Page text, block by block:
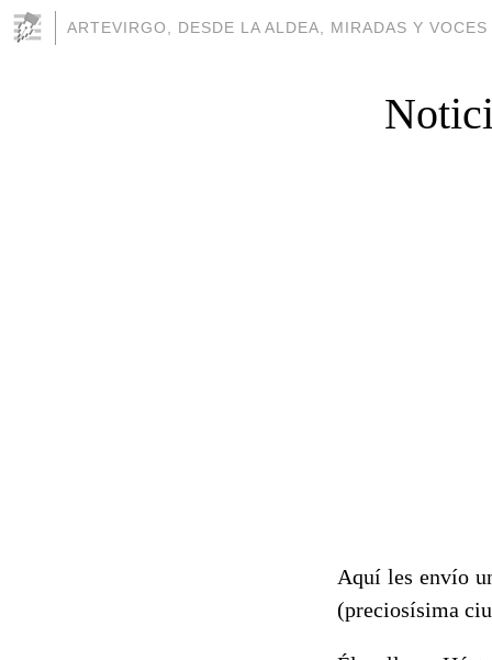
ARTEVIRGO, DESDE LA ALDEA, MIRADAS Y VOCES
Aquí les envío
(preciosísima